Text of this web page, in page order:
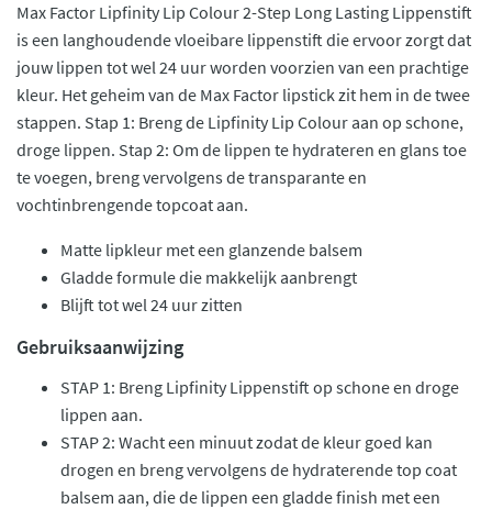
Max Factor Lipfinity Lip Colour 2-Step Long Lasting Lippenstift
is een langhoudende vloeibare lippenstift die ervoor zorgt dat
jouw lippen tot wel 24 uur worden voorzien van een prachtige
kleur. Het geheim van de Max Factor lipstick zit hem in de twee
stappen. Stap 1: Breng de Lipfinity Lip Colour aan op schone,
droge lippen. Stap 2: Om de lippen te hydrateren en glans toe
te voegen, breng vervolgens de transparante en
vochtinbrengende topcoat aan.
Matte lipkleur met een glanzende balsem
Gladde formule die makkelijk aanbrengt
Blijft tot wel 24 uur zitten
Gebruiksaanwijzing
STAP 1: Breng Lipfinity Lippenstift op schone en droge
lippen aan.
STAP 2: Wacht een minuut zodat de kleur goed kan
drogen en breng vervolgens de hydraterende top coat
balsem aan, die de lippen een gladde finish met een